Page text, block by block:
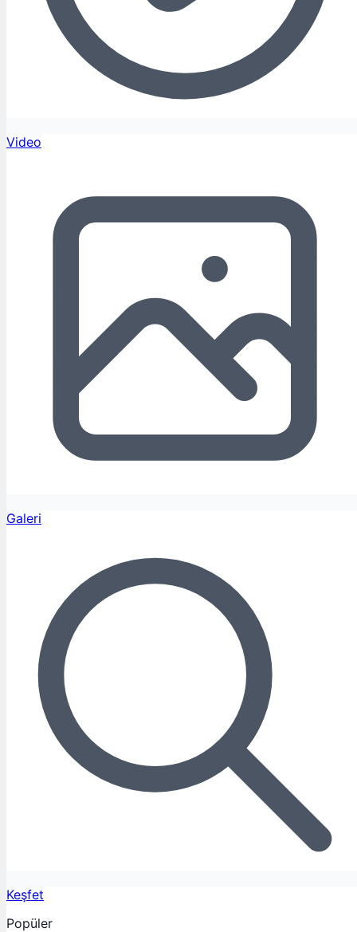
Video
Galeri
Keşfet
Popüler